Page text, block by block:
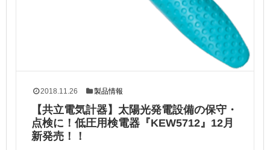
2018.11.26 製品情報
【共立電気計器】太陽光発電設備の保守・
点検に！低圧用検電器『KEW5712』12月
新発売！！